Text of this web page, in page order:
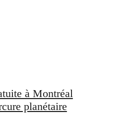
à Montréal
planétaire